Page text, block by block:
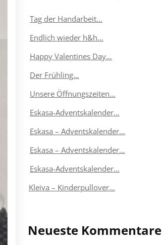
Tag der Handarbeit…
Endlich wieder h&h…
Happy Valentines Day…
Der Frühling…
Unsere Öffnungszeiten…
Eskasa-Adventskalender…
Eskasa – Adventskalender…
Eskasa – Adventskalender…
Eskasa-Adventskalender…
Kleiva – Kinderpullover…
Neueste Kommentare